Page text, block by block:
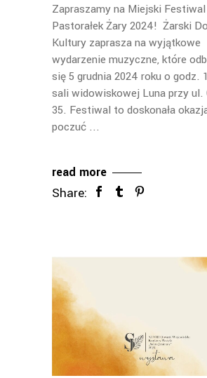
Zapraszamy na Miejski
Pastorałek Żary 2024! Żarski
Kultury zaprasza na wyjątkowe
wydarzenie muzyczne, które
się 5 grudnia 2024 roku o godz.
sali widowiskowej Luna przy ul.
35. Festiwal to doskonała
poczuć
read more
Share: